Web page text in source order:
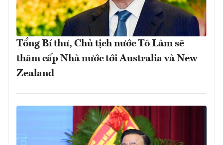
Tổng Bí thư, Chủ tịch nước Tô Lâm sẽ
thăm cấp Nhà nước tới Australia và New
Zealand